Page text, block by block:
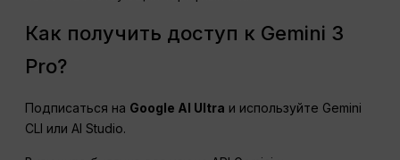
Как получить доступ к Gemini 3
Pro?
Подписаться на Google AI Ultra и используйте Gemini
CLI или AI Studio.